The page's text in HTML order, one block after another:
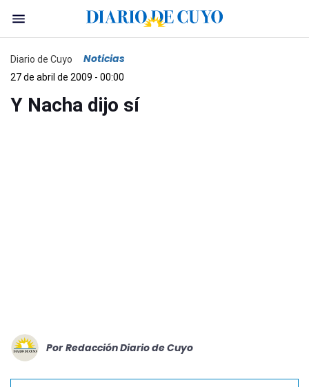
Diario de Cuyo Noticias
27 de abril de 2009 - 00:00
Y Nacha dijo sí
Por Redacción Diario de Cuyo